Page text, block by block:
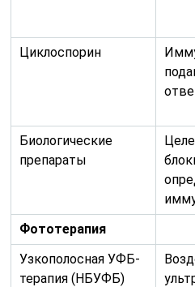
Циклоспорин
Биологические
препараты
Фототерапия
Узкополосная УФБ-
терапия (НБУФБ)